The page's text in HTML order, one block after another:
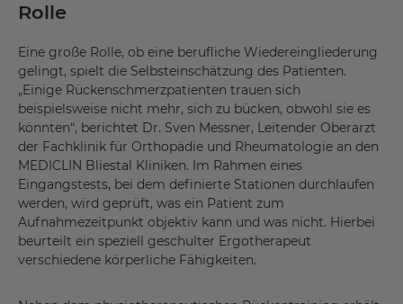
Rolle
Eine große Rolle, ob eine berufliche Wiedereingliederung
gelingt, spielt die Selbsteinschätzung des Patienten.
„Einige Rückenschmerzpatienten trauen sich
beispielsweise nicht mehr, sich zu bücken, obwohl sie es
könnten“, berichtet Dr. Sven Messner, Leitender Oberarzt
der Fachklinik für Orthopädie und Rheumatologie an den
MEDICLIN Bliestal Kliniken. Im Rahmen eines
Eingangstests, bei dem definierte Stationen durchlaufen
werden, wird geprüft, was ein Patient zum
Aufnahmezeitpunkt objektiv kann und was nicht. Hierbei
beurteilt ein speziell geschulter Ergotherapeut
verschiedene körperliche Fähigkeiten.